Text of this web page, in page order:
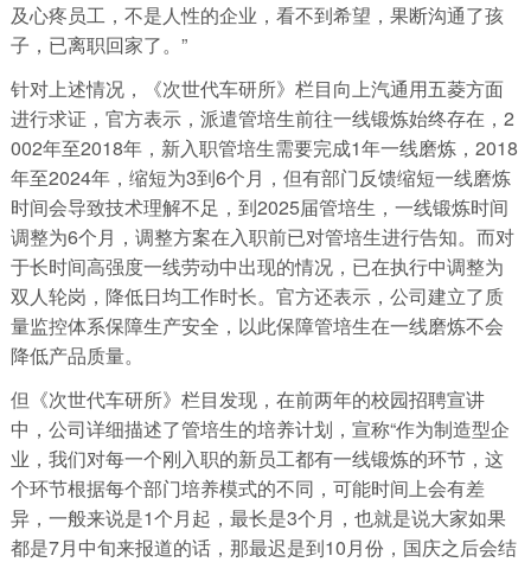
及心疼员工，不是人性的企业，看不到希望，果断沟通了孩
子，已离职回家了。”
针对上述情况，《次世代车研所》栏目向上汽通用五菱方面
进行求证，官方表示，派遣管培生前往一线锻炼始终存在，2
002年至2018年，新入职管培生需要完成1年一线磨炼，2018
年至2024年，缩短为3到6个月，但有部门反馈缩短一线磨炼
时间会导致技术理解不足，到2025届管培生，一线锻炼时间
调整为6个月，调整方案在入职前已对管培生进行告知。而对
于长时间高强度一线劳动中出现的情况，已在执行中调整为
双人轮岗，降低日均工作时长。官方还表示，公司建立了质
量监控体系保障生产安全，以此保障管培生在一线磨炼不会
降低产品质量。
但《次世代车研所》栏目发现，在前两年的校园招聘宣讲
中，公司详细描述了管培生的培养计划，宣称“作为制造型企
业，我们对每一个刚入职的新员工都有一线锻炼的环节，这
个环节根据每个部门培养模式的不同，可能时间上会有差
异，一般来说是1个月起，最长是3个月，也就是说大家如果
都是7月中旬来报道的话，那最迟是到10月份，国庆之后会结